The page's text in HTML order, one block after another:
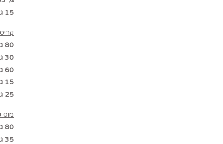
15 גר’ חמאה
80 גר’ חמאת אגוזי לוז
30 גר’ פייטה פוייטין
60 גר’ שטרויזל אגוזי לוז
15 גר’ שוקולד מריר 58%
25 גר’ שוקולד חלב
מוס
80 גר’ חלמון
35 גר’ מים